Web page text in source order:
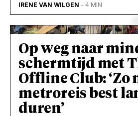
IRENE VAN WILGEN - 4 MIN
Op weg naar
schermtijd met
Offline Club: ‘Zo
metroreis best
duren’